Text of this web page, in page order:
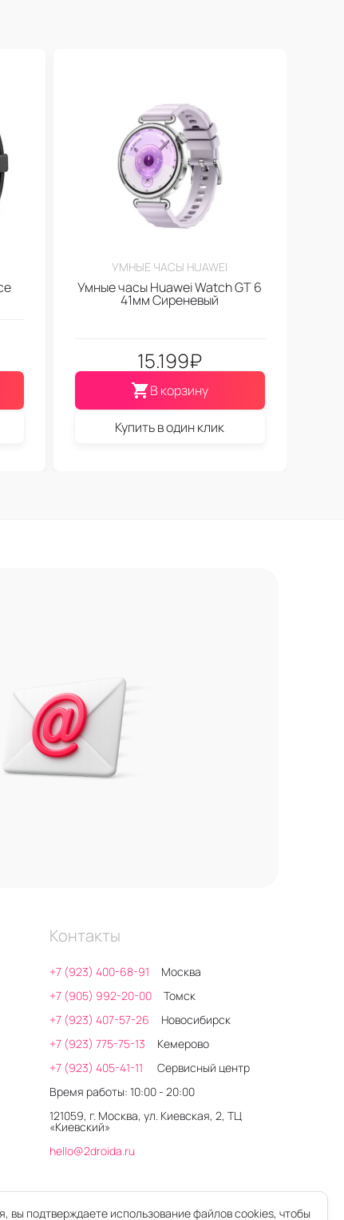
УМНЫЕ ЧАСЫ HUAWEI
Умные часы Huawei Watch GT 6
41мм Сиреневый
15.199₽
В корзину
Купить в один клик
Контакты
+7 (923) 400-68-91
Москва
+7 (905) 992-20-00
Томск
+7 (923) 407-57-26
Новосибирск
+7 (923) 775-75-13
Кемерово
+7 (923) 405-41-11
Сервисный центр
Время работы: 10:00 - 20:00
121059, г. Москва, ул. Киевская, 2, ТЦ
«Киевский»
hello@2droida.ru
вы подтверждаете использование файлов cookies, чтобы